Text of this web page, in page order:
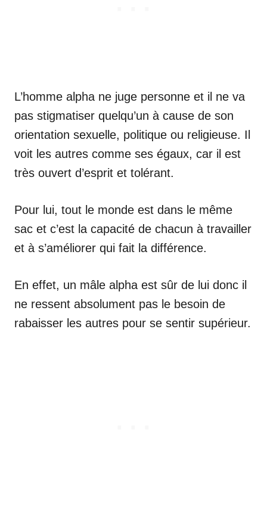
L’homme alpha ne juge personne et il ne va
pas stigmatiser quelqu’un à cause de son
orientation sexuelle, politique ou religieuse. Il
voit les autres comme ses égaux, car il est
très ouvert d’esprit et tolérant.
Pour lui, tout le monde est dans le même
sac et c’est la capacité de chacun à travailler
et à s’améliorer qui fait la différence.
En effet, un mâle alpha est sûr de lui donc il
ne ressent absolument pas le besoin de
rabaisser les autres pour se sentir supérieur.